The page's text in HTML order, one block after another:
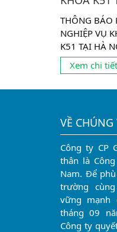
THÔNG BÁO
NGHIỆP VỤ
K51 TẠI HÀ
ngày 19/07/
3.500.000đ
Xem chi tiết
VỀ CHÚNG
Công ty CP
thân là
Nam. Để
trường
vững mạnh
tháng 09
Công ty